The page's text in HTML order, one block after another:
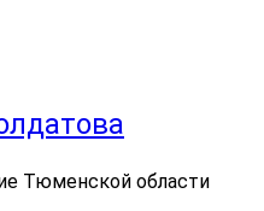
Тюменской области